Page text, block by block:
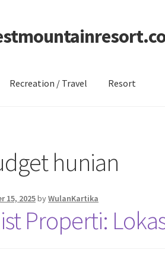
Recreation / Travel Resort
hunian
15, 2025byWulanKartika
Properti: